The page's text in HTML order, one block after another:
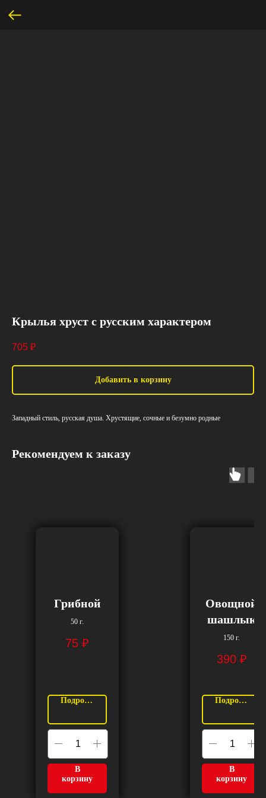
Крылья хруст с русским характером
705 ₽
Добавить в корзину
Западный стиль, русская душа. Хрустящие, сочные и безумно родные
Рекомендуем к заказу
Грибной
50 г.
75 ₽
Подробнее
В
корзину
Овощной
шашлык
150 г.
390 ₽
Подробнее
В
корзину